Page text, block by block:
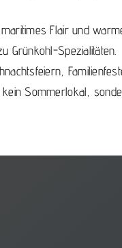
Flair und
Grünkohl-Spezialitäten.
Sommerlokal,